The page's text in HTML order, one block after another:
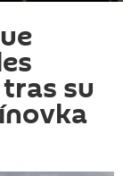
su